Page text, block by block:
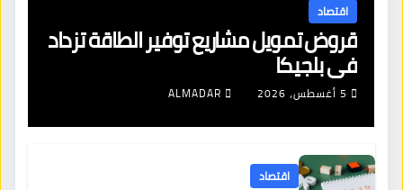
اقتصاد
قروض تمويل مشاريع توفير الطاقة تزداد
في بلجيكا
5 أغسطس، 2026 ALMADAR
اقتصاد